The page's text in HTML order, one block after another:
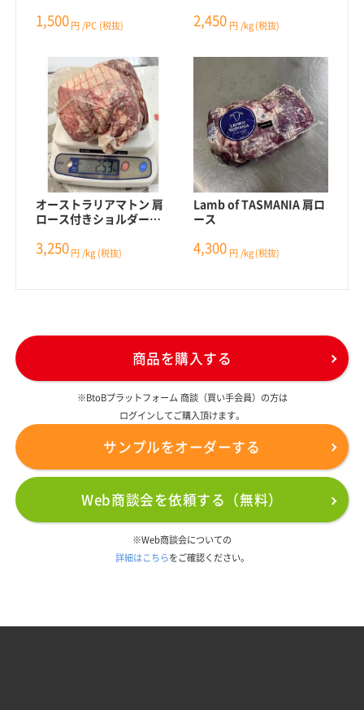
1,500 円 /PC (税抜) 2,450 円 /kg (税抜)
オーストラリアマトン 肩
ロース付きショルダー骨
3,250 円 /kg (税抜)
Lamb of TASMANIA 肩ロ
ース
4,300 円 /kg (税抜)
商品を購入する
※BtoBプラットフォーム 商談（買い手会員）の方は
ログインしてご購入頂けます。
サンプルをオーダーする
Web商談会を依頼する（無料）
※Web商談会についての
詳細はこちらをご確認ください。